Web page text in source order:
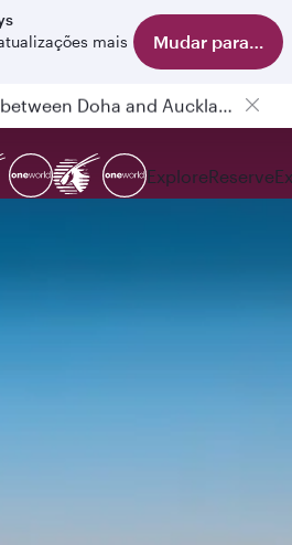
mais
Mudar para o
Passengers flying between Doha and Auckland on QR914 and QR915
ExploreReserve